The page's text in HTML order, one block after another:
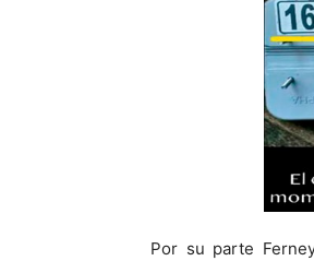
Por su parte